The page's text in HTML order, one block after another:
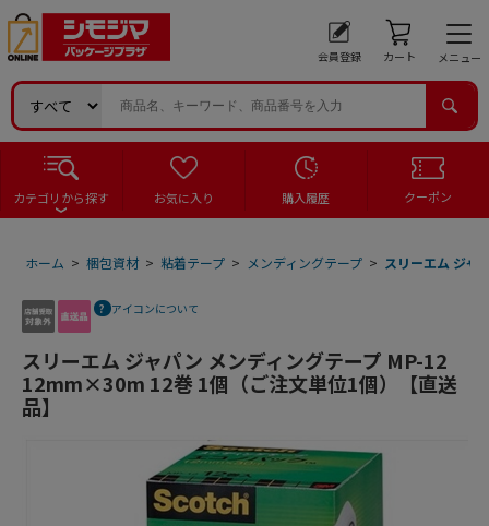
会員登録 カート メニュー
カテゴリから探す お気に入り 購入履歴 クーポン
ホーム > 梱包資材 > 粘着テープ > メンディングテープ > スリーエム ジャ
アイコンについて
スリーエム ジャパン メンディングテープ MP-12
12mm×30m 12巻 1個（ご注文単位1個）【直送
品】